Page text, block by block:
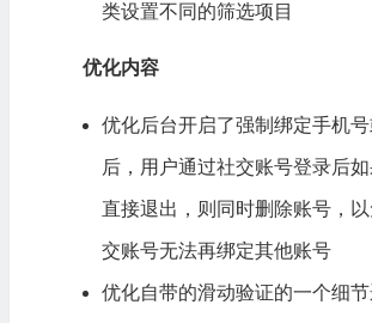
类设置不同的筛选项目
优化内容
优化后台开启了强制绑定手机
后，用户通过社交账号登录后
直接退出，则同时删除账号，
交账号无法再绑定其他账号
优化自带的滑动验证的一个细